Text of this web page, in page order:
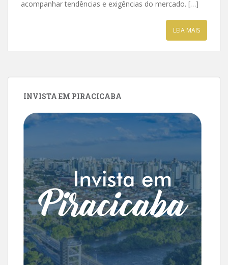
acompanhar tendências e exigências do mercado. […]
LEIA MAIS
INVISTA EM PIRACICABA